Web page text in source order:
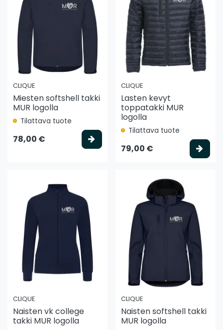
CLIQUE
Miesten softshell takki
MUR logolla
Tilattava tuote
78,00 €
CLIQUE
Lasten kevyt
toppatakki MUR
logolla
Tilattava tuote
79,00 €
CLIQUE
Naisten vk college
takki MUR logolla
CLIQUE
Naisten softshell takki
MUR logolla